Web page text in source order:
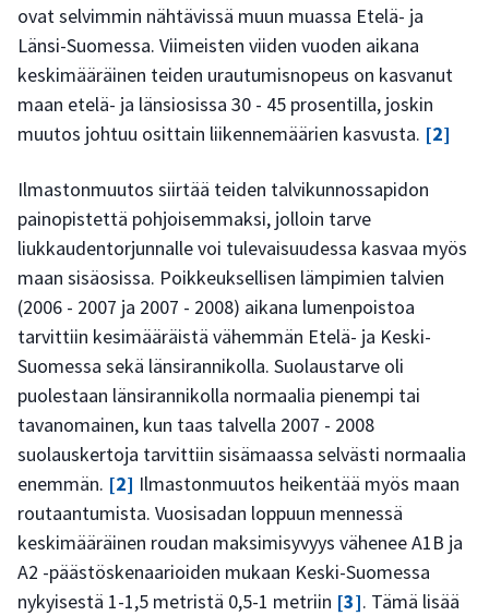
ovat selvimmin nähtävissä muun muassa Etelä- ja
Länsi-Suomessa. Viimeisten viiden vuoden aikana
keskimääräinen teiden urautumisnopeus on kasvanut
maan etelä- ja länsiosissa 30 - 45 prosentilla, joskin
muutos johtuu osittain liikennemäärien kasvusta. [2]
Ilmastonmuutos siirtää teiden talvikunnossapidon
painopistettä pohjoisemmaksi, jolloin tarve
liukkaudentorjunnalle voi tulevaisuudessa kasvaa myös
maan sisäosissa. Poikkeuksellisen lämpimien talvien
(2006 - 2007 ja 2007 - 2008) aikana lumenpoistoa
tarvittiin kesimääräistä vähemmän Etelä- ja Keski-
Suomessa sekä länsirannikolla. Suolaustarve oli
puolestaan länsirannikolla normaalia pienempi tai
tavanomainen, kun taas talvella 2007 - 2008
suolauskertoja tarvittiin sisämaassa selvästi normaalia
enemmän. [2] Ilmastonmuutos heikentää myös maan
routaantumista. Vuosisadan loppuun mennessä
keskimääräinen roudan maksimisyvyys vähenee A1B ja
A2 -päästöskenaarioiden mukaan Keski-Suomessa
nykyisestä 1-1,5 metristä 0,5-1 metriin [3]. Tämä lisää